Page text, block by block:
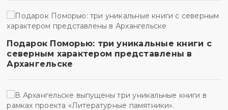
Подарок Поморью: три уникальные книги с
северным характером представлены в
Архангельске